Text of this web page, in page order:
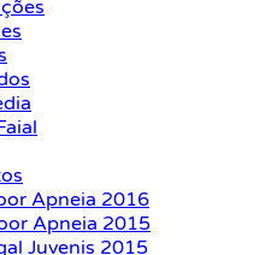
Apneia 2016
Apneia 2015
Juvenis 2015